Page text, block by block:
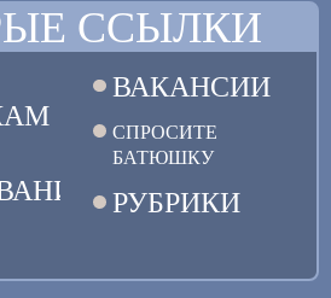
ССЫЛКИ
ВАКАНСИИ
СПРОСИТЕ
БАТЮШКУ
РУБРИКИ